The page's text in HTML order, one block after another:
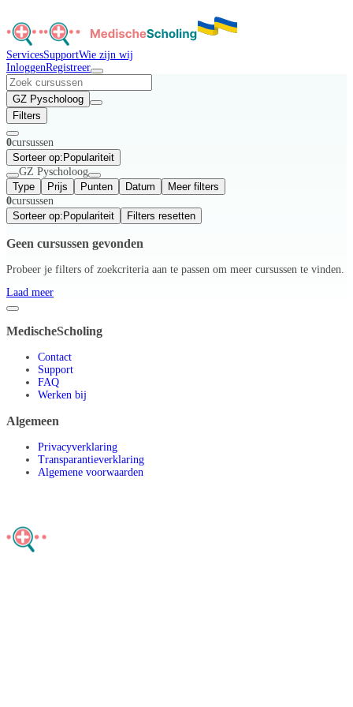
ServicesSupportWie zijn wij
InloggenRegistreer
GZ Pyscholoog
Filters
0cursussen
Sorteer op: Populariteit
GZ Pyscholoog
Type
Prijs Punten Datum
Meer filters
0cursussen
Sorteer op: Populariteit Filters resetten
Geen cursussen gevonden
Probeer je filters of zoekcriteria aan te passen om meer cursussen te vinden.
Laad meer
MedischeScholing
Contact
Support
FAQ
Werken bij
Algemeen
Privacyverklaring
Transparantieverklaring
Algemene voorwaarden